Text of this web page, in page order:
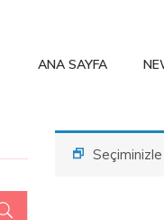
ANA SAYFA
Seçiminizle